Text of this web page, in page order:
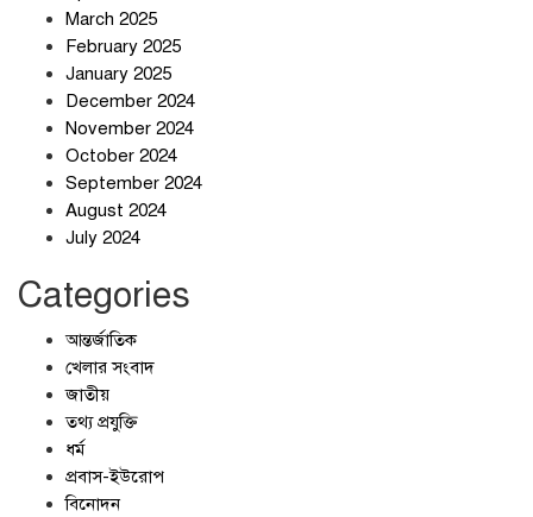
March 2025
February 2025
January 2025
December 2024
November 2024
October 2024
September 2024
August 2024
July 2024
Categories
আন্তর্জাতিক
খেলার সংবাদ
জাতীয়
তথ্য প্রযুক্তি
ধর্ম
প্রবাস-ইউরোপ
বিনোদন